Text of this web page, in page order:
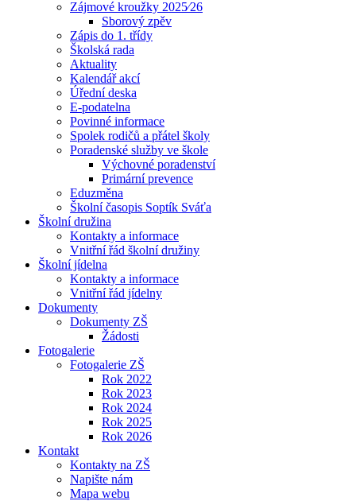
Zájmové kroužky 2025⁄26
Sborový zpěv
Zápis do 1. třídy
Školská rada
Aktuality
Kalendář akcí
Úřední deska
E-podatelna
Povinné informace
Spolek rodičů a přátel školy
Poradenské služby ve škole
Výchovné poradenství
Primární prevence
Eduzměna
Školní časopis Soptík Sváťa
Školní družina
Kontakty a informace
Vnitřní řád školní družiny
Školní jídelna
Kontakty a informace
Vnitřní řád jídelny
Dokumenty
Dokumenty ZŠ
Žádosti
Fotogalerie
Fotogalerie ZŠ
Rok 2022
Rok 2023
Rok 2024
Rok 2025
Rok 2026
Kontakt
Kontakty na ZŠ
Napište nám
Mapa webu